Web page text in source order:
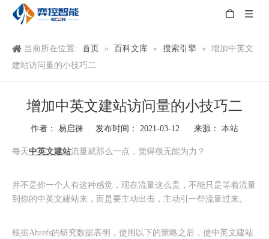
当前所在位置: 首页 » 百科文库 » 搜索引擎 »
增加中英文
建站访问量的小技巧二
增加中英文建站访问量的小技巧二
作者： 易启徕 发布时间： 2021-03-12 来源： 本站
["wechat","weibo","qzone","douban","email"]
每天中英文建站流量就那么一点，觉得很无能为力？
并不是你一个人有这种感觉，现在流量这么贵，不能只是等着流量
到你的中英文建站来，而是要主动出击，主动引一些流量过来。
根据Ahrefs的研究数据表明，使用以下的策略之后，使中英文建站